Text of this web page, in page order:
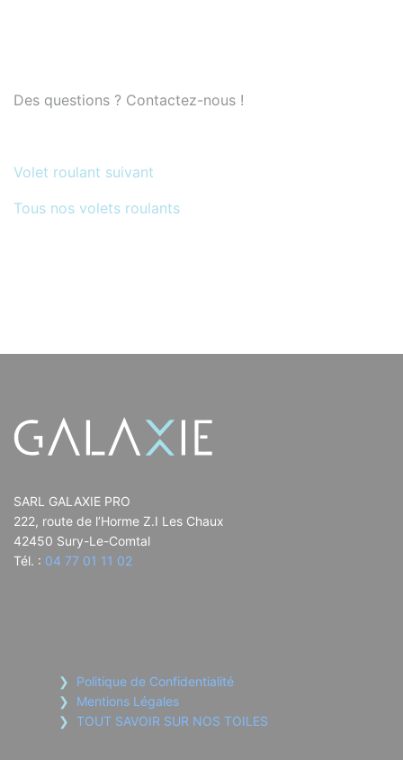
Des questions ? Contactez-nous !
Volet roulant suivant
Tous nos volets roulants
SARL GALAXIE PRO
222, route de l’Horme Z.I Les Chaux
42450 Sury-Le-Comtal
Tél. : 04 77 01 11 02
Politique de Confidentialité
Mentions Légales
TOUT SAVOIR SUR NOS TOILES